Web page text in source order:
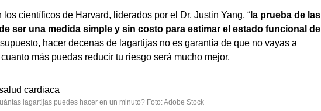
científicos de Harvard, liderados por el Dr. Justin Yang, “ la prueba de las
ser una medida simple y sin costo para estimar el estado funcional del
supuesto, hacer decenas de lagartijas no es garantía de que no vayas a
más puedas reducir tu riesgo será mucho mejor.
lagartijas puedes hacer en un minuto? Foto: Adobe Stock